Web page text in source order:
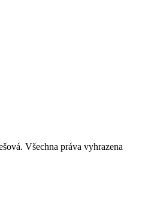
Všechna práva vyhrazena